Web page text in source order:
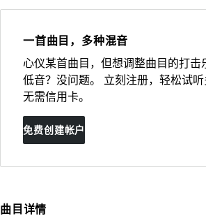
一首曲目，多种混音
心仪某首曲目，但想调整曲目的打击
低音？没问题。 立刻注册，轻松试听
无需信用卡。
免费创建帐户
曲目详情